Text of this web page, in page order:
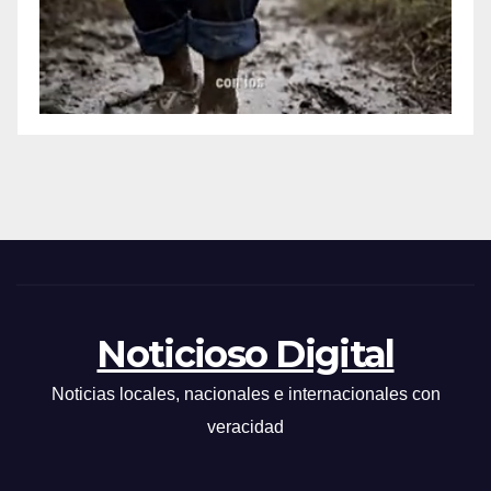
Noticioso Digital
Noticias locales, nacionales e internacionales con
veracidad